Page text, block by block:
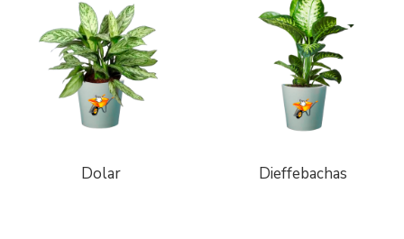
Dolar Dieffebachas